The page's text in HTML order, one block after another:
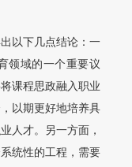
以下几点结论：一
领域的一个重要议
课程思政融入职业
以期更好地培养具
人才。另一方面，
统性的工程，需要